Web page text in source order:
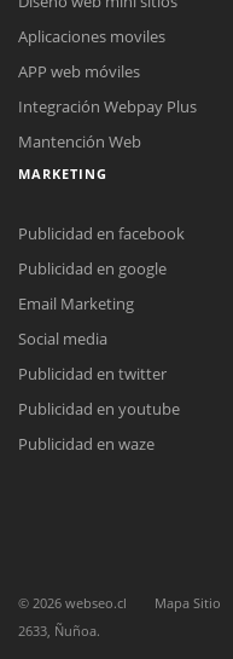
Nuestros ejecutivos le
Meet
Todos nuestros ejecutivos
Aplicaciones moviles
APP web móviles
Integración Webpay Plus
Mantención Web
MARKETING
Publicidad en facebook
Publicidad en google
Email Marketing
Social media
Publicidad en twitter
Publicidad en youtube
Publicidad en waze
© 2026 webseo.cl Mapa Sitio
2633, Ñuñoa.